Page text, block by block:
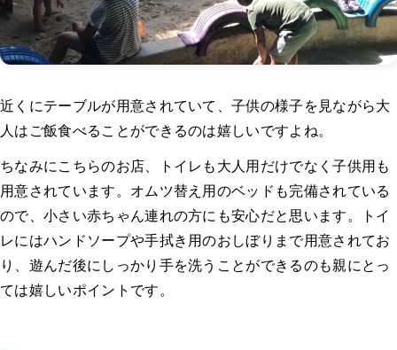
近くにテーブルが用意されていて、子供の様子を見ながら大
人はご飯食べることができるのは嬉しいですよね。
ちなみにこちらのお店、トイレも大人用だけでなく子供用も
用意されています。オムツ替え用のベッドも完備されている
ので、小さい赤ちゃん連れの方にも安心だと思います。トイ
レにはハンドソープや手拭き用のおしぼりまで用意されてお
り、遊んだ後にしっかり手を洗うことができるのも親にとっ
ては嬉しいポイントです。